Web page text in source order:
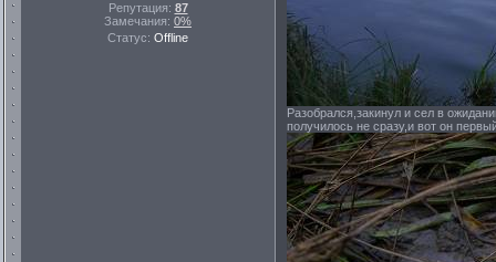
Репутация: 87
Замечания: 0%
Статус: Offline
Разобрался,закинул и сел в
получилось не сразу,и вот он